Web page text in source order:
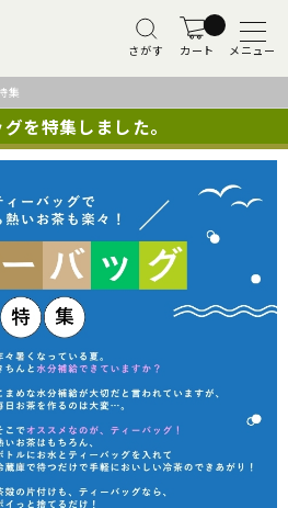
さがす カート メニュー
集
を特集しました。